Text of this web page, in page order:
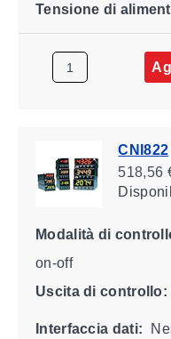
Tensione di
CNI822
518,56
Modalità di
on-off
Uscita di controllo:
Interfaccia dati: